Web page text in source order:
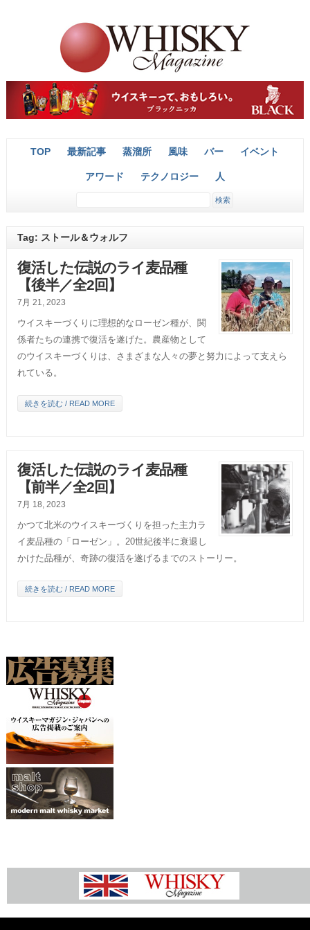
TOP 最新記事 蒸溜所 風味 バー イベント
アワード テクノロジー 人
Tag: ストール＆ウォルフ
復活した伝説のライ麦品種
【後半／全2回】
7月 21, 2023
ウイスキーづくりに理想的なローゼン種が、関
係者たちの連携で復活を遂げた。農産物として
のウイスキーづくりは、さまざまな人々の夢と努力によって支えら
れている。
続きを読む / READ MORE
復活した伝説のライ麦品種
【前半／全2回】
7月 18, 2023
かつて北米のウイスキーづくりを担った主力ラ
イ麦品種の「ローゼン」。20世紀後半に衰退し
かけた品種が、奇跡の復活を遂げるまでのストーリー。
続きを読む / READ MORE